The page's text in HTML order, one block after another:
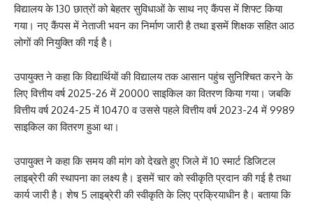
विद्यालय के 130 छात्रों को बेहतर सुविधाओं के साथ नए कैंपस में शिफ्ट किया
गया। नए कैंपस में नेताजी भवन का निर्माण जारी है तथा इसमें शिक्षक सहित आठ
लोगों की नियुक्ति की गई है।
उपायुक्त ने कहा कि विद्यार्थियों की विद्यालय तक आसान पहुंच सुनिश्चित करने के
लिए वित्तीय वर्ष 2025-26 में 20000 साइकिल का वितरण किया गया। जबकि
वित्तीय वर्ष 2024-25 में 10470 व उससे पहले वित्तीय वर्ष 2023-24 में 9989
साइकिल का वितरण हुआ था।
उपायुक्त ने कहा कि समय की मांग को देखते हुए जिले में 10 स्मार्ट डिजिटल
लाइब्रेरी की स्थापना का लक्ष्य है। इसमें चार को स्वीकृति प्रदान की गई है तथा
कार्य जारी है। शेष 5 लाइब्रेरी की स्वीकृति के लिए प्रक्रियाधीन है। बताया कि